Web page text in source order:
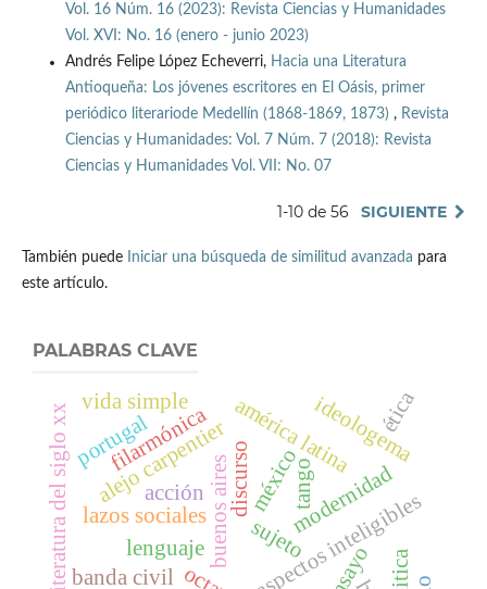
Vol. 16 Núm. 16 (2023): Revista Ciencias y Humanidades
Vol. XVI: No. 16 (enero - junio 2023)
Andrés Felipe López Echeverri, Hacia una Literatura
Antioqueña: Los jóvenes escritores en El Oásis, primer
periódico literariode Medellín (1868-1869, 1873) , Revista
Ciencias y Humanidades: Vol. 7 Núm. 7 (2018): Revista
Ciencias y Humanidades Vol. VII: No. 07
1-10 de 56 SIGUIENTE
También puede Iniciar una búsqueda de similitud avanzada para
este artículo.
PALABRAS CLAVE
tango
aspectos inteligibles
buenos aires
lazos sociales modernidad
sujeto
lenguaje
discurso
américa latina
literatura del siglo xx ideologema
ensayo
alejo carpentier
banda civil
filarmónica
portugal
méxico
vida simple
acción
ética